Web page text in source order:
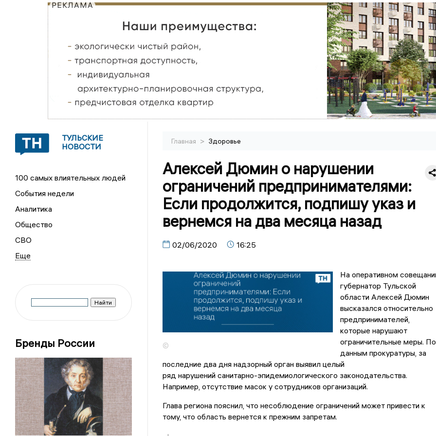
РЕКЛАМА
ТУЛЬСКИЕ
НОВОСТИ
100 самых влиятельных людей
События недели
Аналитика
Общество
СВО
Бренды России
Главная > Здоровье
Алексей Дюмин о нарушении
ограничений предпринимателями:
Если продолжится, подпишу указ и
вернемся на два месяца назад
02/06/2020 16:25
©
На оперативном
губернатор Тульской
области Алексей Дюмин
высказался относительно
предпринимателей,
которые нарушают
ограничительные меры. По
данным прокуратуры, за
последние два дня надзорный орган выявил целый
ряд нарушений санитарно-эпидемиологического законодательства.
Например, отсутствие масок у сотрудников организаций.
Глава региона пояснил, что несоблюдение ограничений может привести к
тому, что область вернется к прежним запретам.